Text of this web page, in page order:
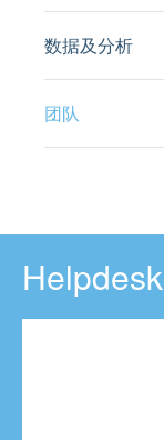
数据及分析
团队
Helpdesk